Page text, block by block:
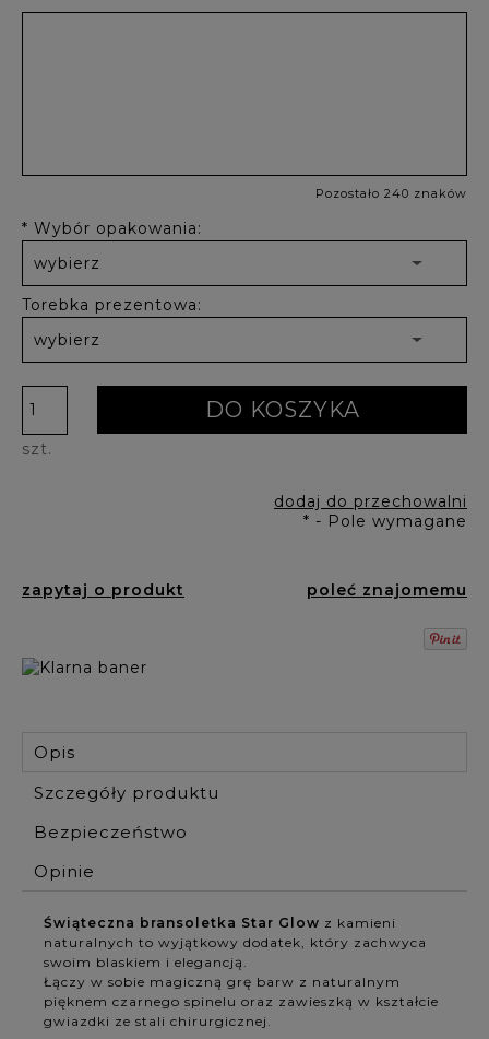
Pozostało 240 znaków
* Wybór opakowania:
Torebka prezentowa:
szt.
DO KOSZYKA
dodaj do przechowalni
* - Pole wymagane
zapytaj o produkt poleć znajomemu
Opis
Szczegóły produktu
Bezpieczeństwo
Opinie
Świąteczna bransoletka Star Glow z kamieni
naturalnych to wyjątkowy dodatek, który zachwyca
swoim blaskiem i elegancją.
Łączy w sobie magiczną grę barw z naturalnym
pięknem czarnego spinelu oraz zawieszką w kształcie
gwiazdki ze stali chirurgicznej.